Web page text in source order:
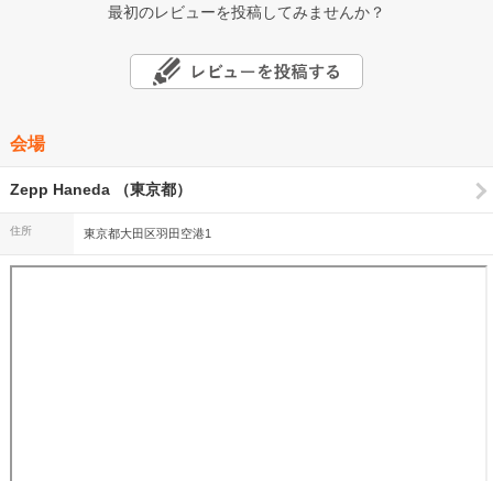
最初のレビューを投稿してみませんか？
会場
Zepp Haneda （東京都）
住所 東京都大田区羽田空港1